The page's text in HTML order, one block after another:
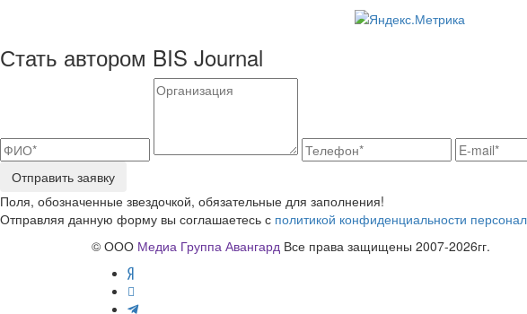
Стать автором BIS Journal
Отправить заявку
Поля, обозначенные звездочкой, обязательные для заполнения!
Отправляя данную форму вы соглашаетесь с политикой конфиденциальности
© ООО Медиа Группа Авангард Все права защищены 2007-2026гг.